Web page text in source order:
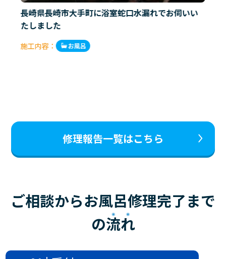
長崎県長崎市大手町に浴室蛇口水漏れでお伺いい
たしました
施工内容： お風呂
修理報告一覧はこちら
ご相談からお風呂修理完了まで
の流れ